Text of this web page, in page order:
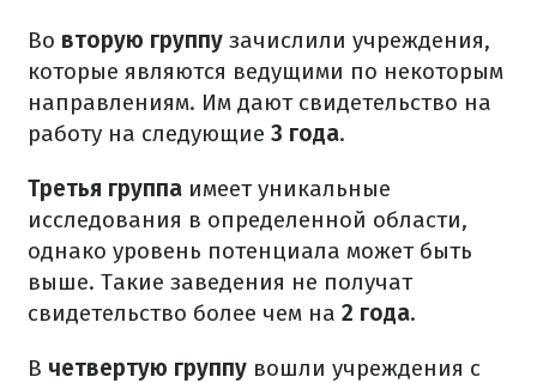
Во вторую группу зачислили учреждения,
которые являются ведущими по некоторым
направлениям. Им дают свидетельство на
работу на следующие 3 года.
Третья группа имеет уникальные
исследования в определенной области,
однако уровень потенциала может быть
выше. Такие заведения не получат
свидетельство более чем на 2 года.
В четвертую группу вошли учреждения с